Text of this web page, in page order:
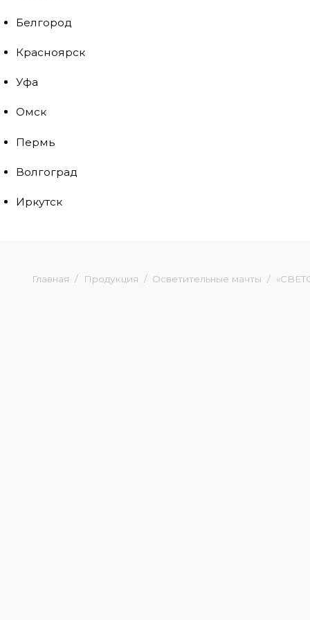
Белгород
Красноярск
Уфа
Омск
Пермь
Волгоград
Иркутск
Главная Продукция Осветительные мачты